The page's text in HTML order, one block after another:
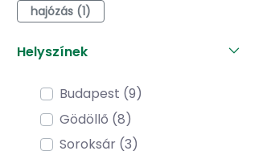
hajózás (1)
Helyszínek
Budapest (9)
Gödöllő (8)
Soroksár (3)